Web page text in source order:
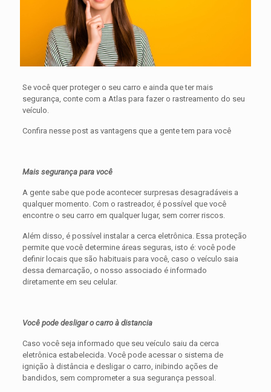
Se você quer proteger o seu carro e ainda que ter mais
segurança, conte com a Atlas para fazer o rastreamento do seu
veículo.
Confira nesse post as vantagens que a gente tem para você
Mais segurança para você
A gente sabe que pode acontecer surpresas desagradáveis a
qualquer momento. Com o rastreador, é possível que você
encontre o seu carro em qualquer lugar, sem correr riscos.
Além disso, é possível instalar a cerca eletrônica. Essa proteção
permite que você determine áreas seguras, isto é: você pode
definir locais que são habituais para você, caso o veículo saia
dessa demarcação, o nosso associado é informado
diretamente em seu celular.
Você pode desligar o carro à distancia
Caso você seja informado que seu veículo saiu da cerca
eletrônica estabelecida. Você pode acessar o sistema de
ignição à distância e desligar o carro, inibindo ações de
bandidos, sem comprometer a sua segurança pessoal.